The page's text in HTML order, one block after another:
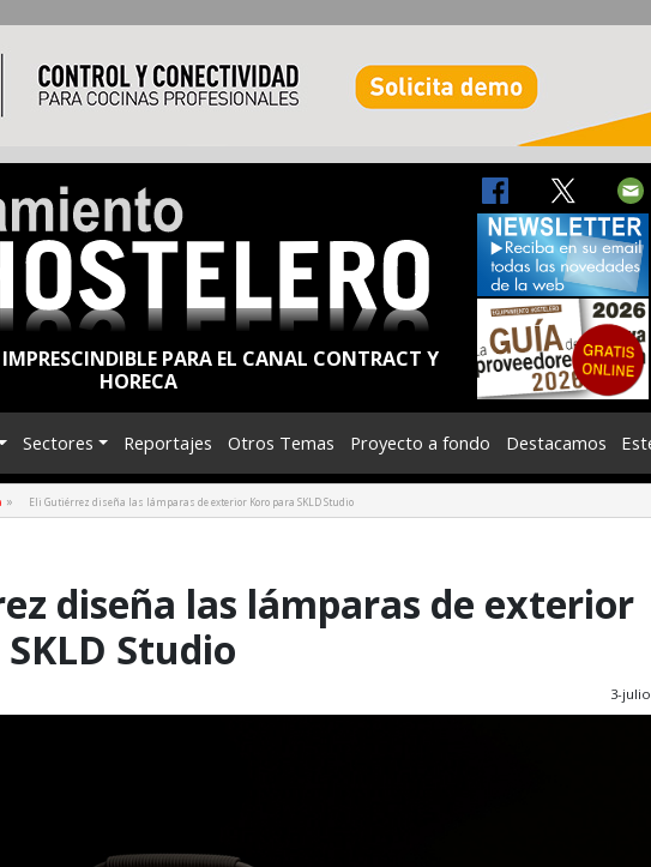
PARA EL CANAL CONTRACT Y
HORECA
Sectores Reportajes Otros Temas Proyecto a fondo Destacamos
» Eli Gutiérrez diseña las lámparas de exterior Koro para SKLD Studio
diseña las lámparas de exterior
Studio
3-